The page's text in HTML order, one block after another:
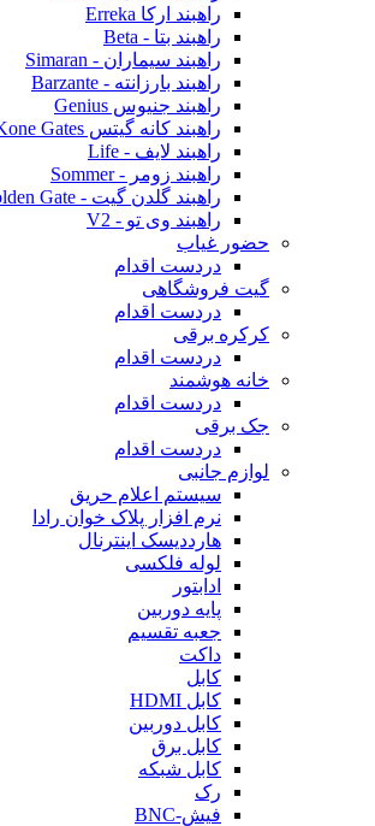
راهبند ارکا Erreka
راهبند بتا - Beta
راهبند سیماران - Simaran
راهبند بارزانته - Barzante
راهبند جنیوس Genius
راهبند کانه گیتس Kone Gates
راهبند لایف - Life
راهبند زومر - Sommer
راهبند گلدن گیت - Golden Gate
راهبند وی تو - V2
حضور غیاب
دردست اقدام
گیت فروشگاهی
دردست اقدام
کرکره برقی
دردست اقدام
خانه هوشمند
دردست اقدام
جک برقی
دردست اقدام
لوازم جانبی
سیستم اعلام حریق
نرم افزار پلاک خوان رادا
هارددیسک اینترنال
لوله فلکسی
ادابتور
پایه دوربین
جعبه تقسیم
داکت
کابل
کابل HDMI
کابل دوربین
کابل برق
کابل شبکه
رک
فیش-BNC